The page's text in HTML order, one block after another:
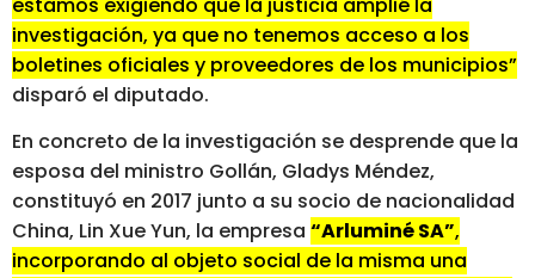
investigación, ya que no tenemos acceso a los
boletines oficiales y proveedores de los municipios”
disparó el diputado.
En concreto de la investigación se desprende que la
esposa del ministro Gollán, Gladys Méndez,
constituyó en 2017 junto a su socio de nacionalidad
China, Lin Xue Yun, la empresa “Arluminé SA”,
incorporando al objeto social de la misma una